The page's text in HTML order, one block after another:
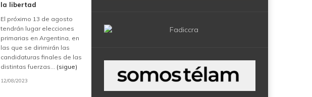
la libertad
El próximo 13 de agosto
tendrán lugar elecciones
primarias en Argentina, en
las que se dirimirán las
candidaturas finales de las
distintas fuerzas... (sigue)
12/08/2023